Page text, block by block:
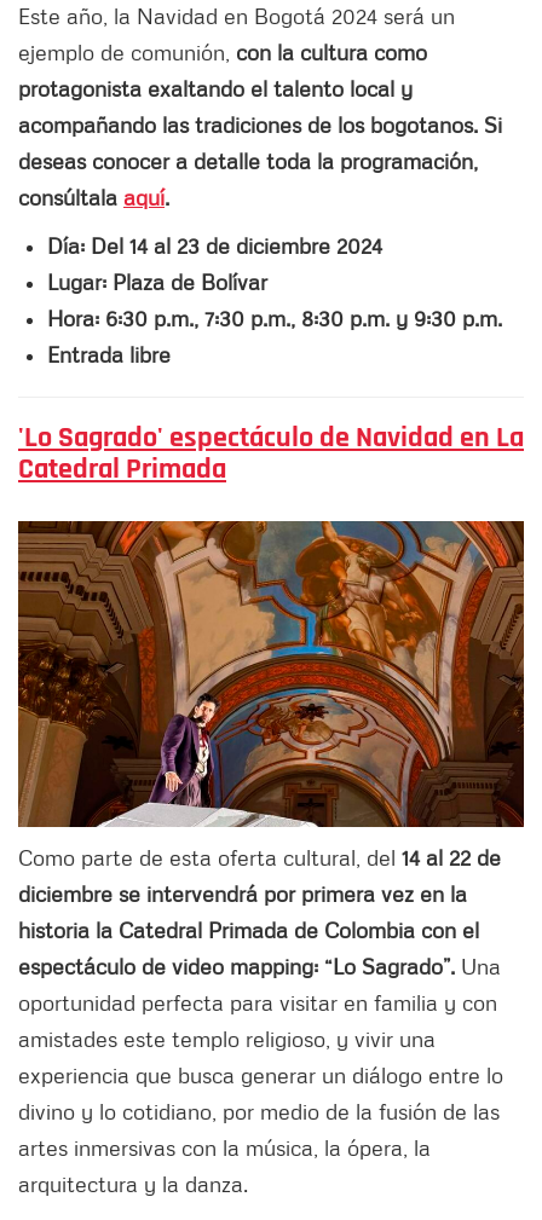
Este año, la Navidad en Bogotá 2024 será un
ejemplo de comunión, con la cultura como
protagonista exaltando el talento local y
acompañando las tradiciones de los bogotanos. Si
deseas conocer a detalle toda la programación,
consúltala aquí.
Día: Del 14 al 23 de diciembre 2024
Lugar: Plaza de Bolívar
Hora: 6:30 p.m., 7:30 p.m., 8:30 p.m. y 9:30 p.m.
Entrada libre
'Lo Sagrado' espectáculo de Navidad en La
Catedral Primada
Como parte de esta oferta cultural, del 14 al 22 de
diciembre se intervendrá por primera vez en la
historia la Catedral Primada de Colombia con el
espectáculo de video mapping: “Lo Sagrado”. Una
oportunidad perfecta para visitar en familia y con
amistades este templo religioso, y vivir una
experiencia que busca generar un diálogo entre lo
divino y lo cotidiano, por medio de la fusión de las
artes inmersivas con la música, la ópera, la
arquitectura y la danza.